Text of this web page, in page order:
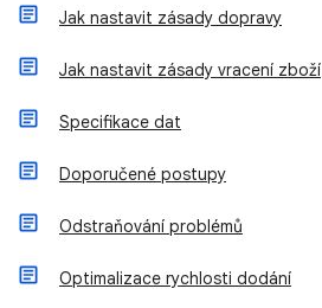
Jak nastavit zásady dopravy
Jak nastavit zásady vracení zboží
Specifikace dat
Doporučené postupy
Odstraňování problémů
Optimalizace rychlosti dodání